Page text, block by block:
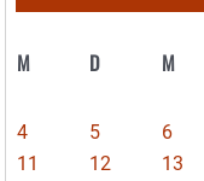
M D M
4
5 6
11
12 13